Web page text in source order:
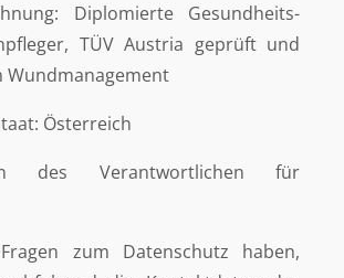
Diplomierte Gesundheits-
TÜV Austria geprüft und
Österreich
des Verantwortlichen für
zum Datenschutz haben,